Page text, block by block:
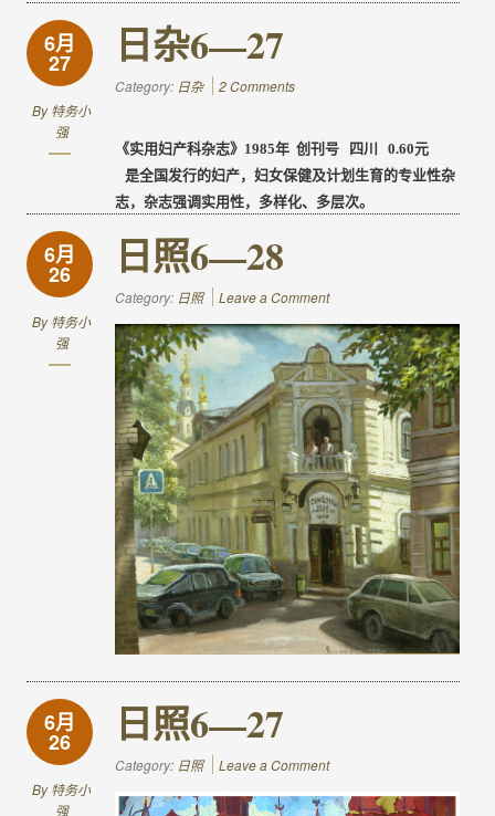
6月
27
By特务小
强
日杂6—27
Category: 日杂 2 Comments
《实用妇产科杂志》 1985年 创刊号 四川 0.60元
是全国发行的妇产，妇女保健及计划生育的专业性杂
志，杂志强调实用性，多样化、多层次。
6月
26
By特务小
强
日照6—28
Category: 日照 Leave a Comment
6月
26
By特务小
强
日照6—27
Category: 日照 Leave a Comment